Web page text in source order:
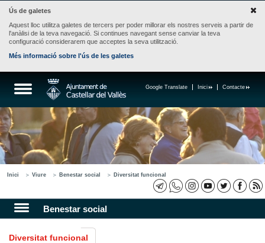
Ús de galetes
Aquest lloc utilitza galetes de tercers per poder millorar els nostres serveis a partir de
l'anàlisi de la teva navegació. Si continues navegant sense canviar la teva
configuració considerarem que acceptes la seva utilització.
Més informació sobre l'ús de les galetes
Contacte
Inici
Google Translate
Inici Viure Benestar social Diversitat funcional
Benestar social
Diversitat funcional